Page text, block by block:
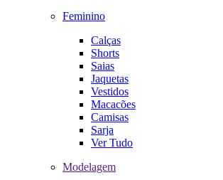
Feminino
Calças
Shorts
Saias
Jaquetas
Vestidos
Macacões
Camisas
Sarja
Ver Tudo
Modelagem